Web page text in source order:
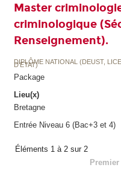
Master
criminologique
Renseignement).
DIPLÔME NATIONAL (DEUST,
D'ETAT)
Package
Lieu(x)
Bretagne
Entrée Niveau 6 (Bac+3 et 4)
Éléments 1 à 2 sur 2
Premier